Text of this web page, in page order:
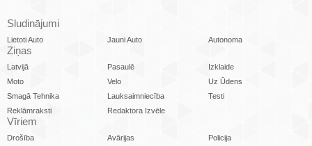
Sludinājumi
Lietoti Auto Jauni Auto Autonoma
Ziņas
Latvijā Pasaulē
Izklaide
Moto
Velo
Uz Ūdens
Smagā Tehnika
Lauksaimniecība
Testi
Reklāmraksti
Redaktora Izvēle
Vīriem
Drošība Avārijas
Policija